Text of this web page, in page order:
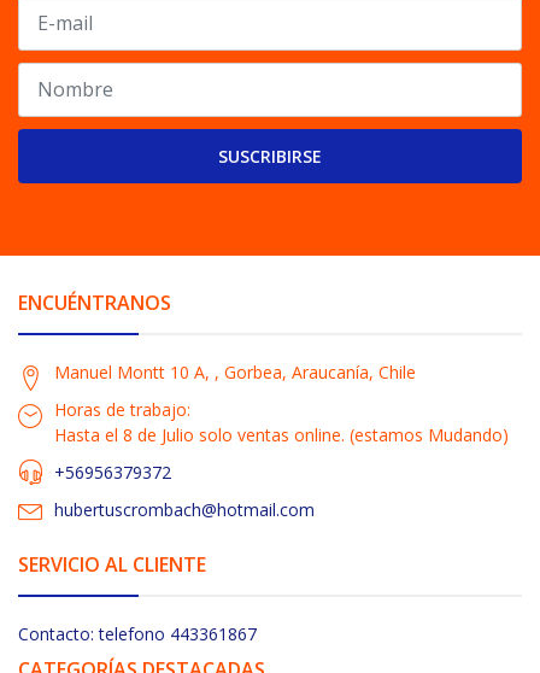
SUSCRIBIRSE
ENCUÉNTRANOS
Manuel Montt 10 A, , Gorbea, Araucanía, Chile
Horas de trabajo:
Hasta el 8 de Julio solo ventas online. (estamos Mudando)
+56956379372
hubertuscrombach@hotmail.com
SERVICIO AL CLIENTE
Contacto: telefono 443361867